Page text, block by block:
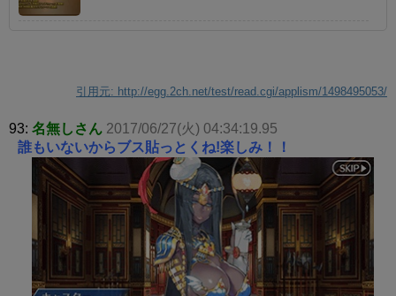
引用元: http://egg.2ch.net/test/read.cgi/applism/1498495053/
93: 名無しさん 2017/06/27(火) 04:34:19.95
誰もいないからブス貼っとくね!楽しみ！！